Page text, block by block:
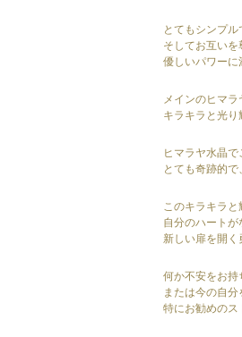
とてもシンプ
そしてお互い
優しいパワー
メインのヒマラ
キラキラと光り
ヒマラヤ水晶
とても奇跡的
このキラキラ
自分のハート
新しい扉を開
何か不安をお
または今の自
特にお勧めの